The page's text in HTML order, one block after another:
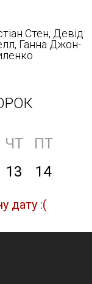
Стен, Девід
Ганна Джон-
ЧТ
ПТ
13 14
дату :(